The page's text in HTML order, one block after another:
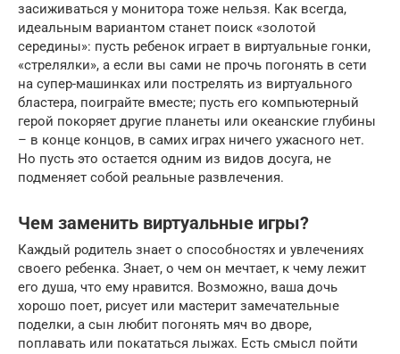
засиживаться у монитора тоже нельзя. Как всегда,
идеальным вариантом станет поиск «золотой
середины»: пусть ребенок играет в виртуальные гонки,
«стрелялки», а если вы сами не прочь погонять в сети
на супер-машинках или пострелять из виртуального
бластера, поиграйте вместе; пусть его компьютерный
герой покоряет другие планеты или океанские глубины
– в конце концов, в самих играх ничего ужасного нет.
Но пусть это остается одним из видов досуга, не
подменяет собой реальные развлечения.
Чем заменить виртуальные игры?
Каждый родитель знает о способностях и увлечениях
своего ребенка. Знает, о чем он мечтает, к чему лежит
его душа, что ему нравится. Возможно, ваша дочь
хорошо поет, рисует или мастерит замечательные
поделки, а сын любит погонять мяч во дворе,
поплавать или покататься лыжах. Есть смысл пойти